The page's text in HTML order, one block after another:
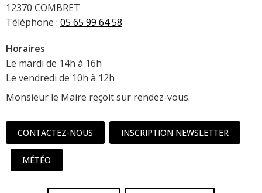
12370 COMBRET
Téléphone : 05 65 99 64 58
Horaires
Le mardi de 14h à 16h
Le vendredi de 10h à 12h
Monsieur le Maire reçoit sur rendez-vous.
CONTACTEZ-NOUS INSCRIPTION NEWSLETTER
MÉTÉO